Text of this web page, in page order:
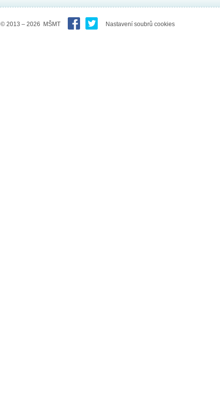
© 2013 – 2026 MŠMT Nastavení soubrů cookies